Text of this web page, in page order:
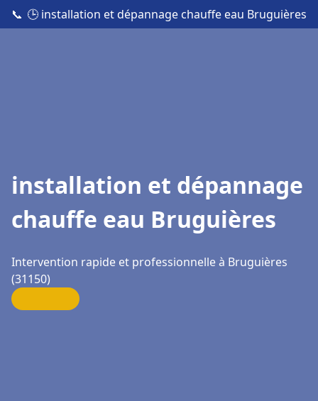
📞 🕒 installation et dépannage chauffe eau Bruguières
installation et dépannage
chauffe eau Bruguières
Intervention rapide et professionnelle à Bruguières
(31150)